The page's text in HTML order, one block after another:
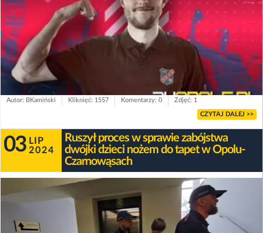
Autor: BKamiński Kliknięć: 1557 Komentarzy: 0 Zdjęć: 1
CZYTAJ DALEJ >>
03 LIP
2024
Ruszył proces w sprawie zabójstwa
dwójki dzieci nożem do tapet w Opolu-
Czarnowąsach